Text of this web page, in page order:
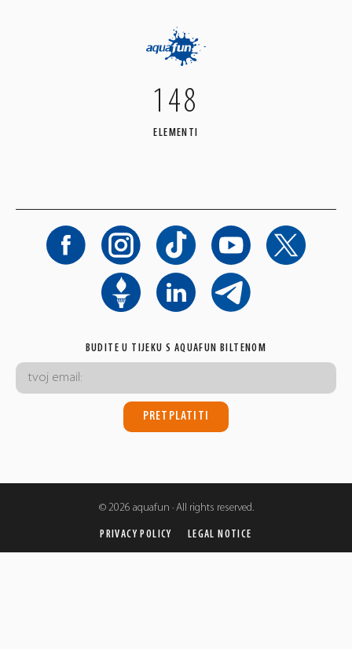
148
ELEMENTI
BUDITE U TIJEKU S AQUAFUN BILTENOM
© 2026 aquafun · All rights reserved.
PRIVACY POLICY LEGAL NOTICE